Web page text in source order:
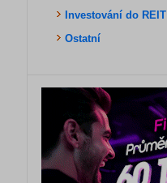
Investování do REIT
Ostatní